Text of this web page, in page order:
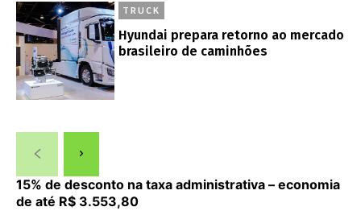
TRUCK
Hyundai prepara retorno ao mercado
brasileiro de caminhões
15% de desconto na taxa administrativa – economia
de até R$ 3.553,80